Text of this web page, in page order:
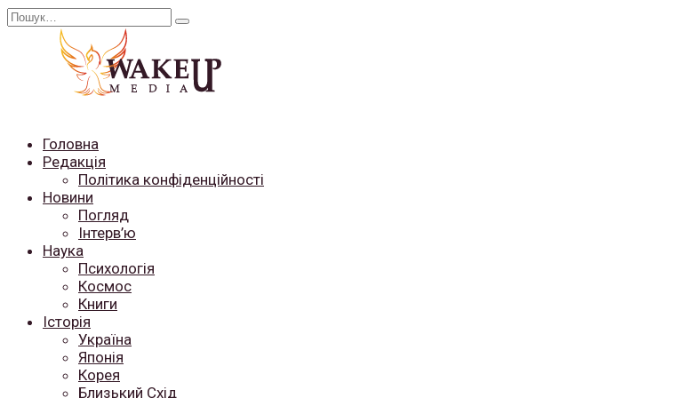
Перейти
Search
Головна
Редакція
Політика конфіденційності
Новини
Погляд
Інтерв’ю
Наука
Психологія
Космос
Книги
Історія
Україна
Японія
Корея
Близький Схід